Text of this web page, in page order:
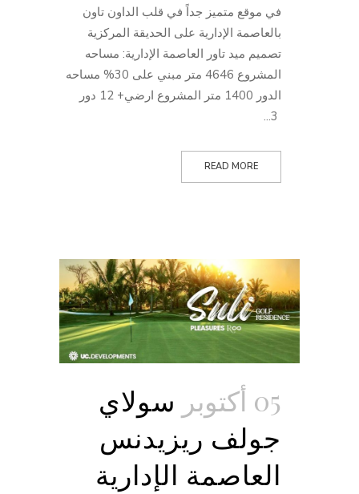
في موقع متميز جداً في قلب الداون تاون
بالعاصمة الإدارية على الحديقة المركزية
تصميم ميد تاور العاصمة الإدارية: مساحه
المشروع 4646 متر مبني على 30% مساحه
الدور 1400 متر المشروع ارضي+ 12 دور
READ MORE
05 أكتوبر
سولاي
جولف ريزيدنس
العاصمة الإدارية